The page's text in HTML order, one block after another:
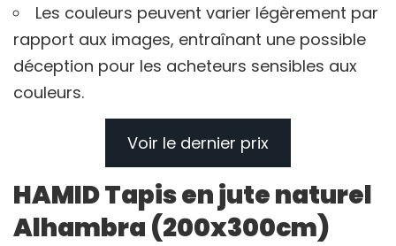
Les couleurs peuvent varier légèrement par
rapport aux images, entraînant une possible
déception pour les acheteurs sensibles aux
couleurs.
Voir le dernier prix
HAMID Tapis en jute naturel
Alhambra (200x300cm)